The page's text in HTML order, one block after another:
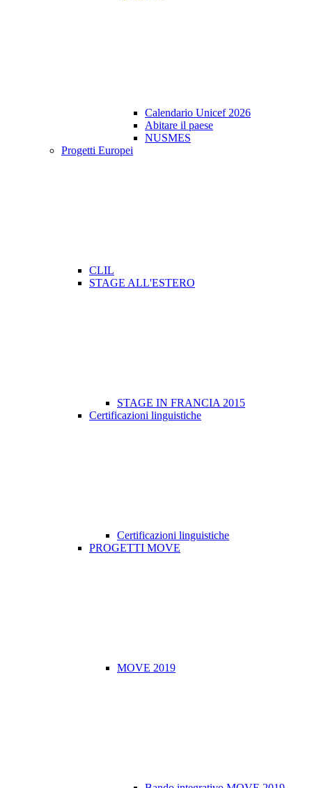
Calendario Unicef 2026
Abitare il paese
NUSMES
Progetti Europei
CLIL
STAGE ALL'ESTERO
STAGE IN FRANCIA 2015
Certificazioni linguistiche
Certificazioni linguistiche
PROGETTI MOVE
MOVE 2019